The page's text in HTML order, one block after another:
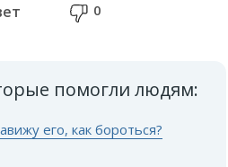
0
помогли людям:
его, как бороться?